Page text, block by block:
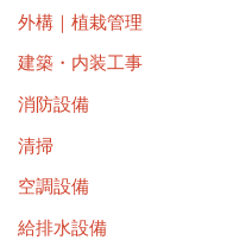
外構｜植栽管理
建築・内装工事
消防設備
清掃
空調設備
給排水設備